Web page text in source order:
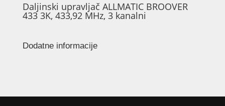
Daljinski upravljač ALLMATIC BROOVER
433 3K, 433,92 MHz, 3 kanalni
Dodatne informacije